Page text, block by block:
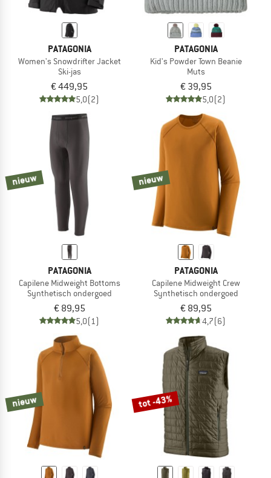
PATAGONIA
Women's Snowdrifter Jacket
Ski-jas
€ 449,95
5,0(2)
PATAGONIA
Kid's Powder Town Beanie
Muts
€ 39,95
5,0(2)
nieuw
PATAGONIA
Capilene Midweight Bottoms
Synthetisch ondergoed
€ 89,95
5,0(1)
nieuw
PATAGONIA
Capilene Midweight Crew
Synthetisch ondergoed
€ 89,95
4,7(6)
nieuw tot -43%